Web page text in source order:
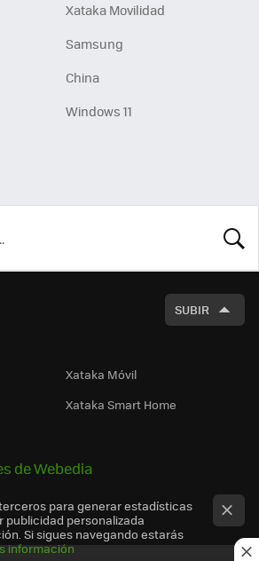
Xataka Movilidad
Samsung
China
Windows 11
SUBIR
Xataka Móvil
Xataka Smart Home
de Webedia
para generar estadísticas
publicidad personalizada
Si sigues navegando estarás
información